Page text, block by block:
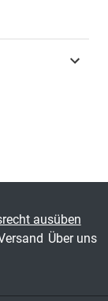
ausüben
Über uns